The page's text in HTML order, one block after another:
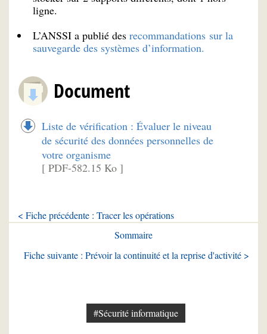
ligne.
L’ANSSI a publié des recommandations sur la
sauvegarde des systèmes d’information.
Document
Liste de vérification : Évaluer le niveau
de sécurité des données personnelles de
votre organisme
[ PDF-582.15 Ko ]
< Fiche précédente : Tracer les opérations
Sommaire
Fiche suivante : Prévoir la continuité et la reprise d'activité >
#Sécurité informatique